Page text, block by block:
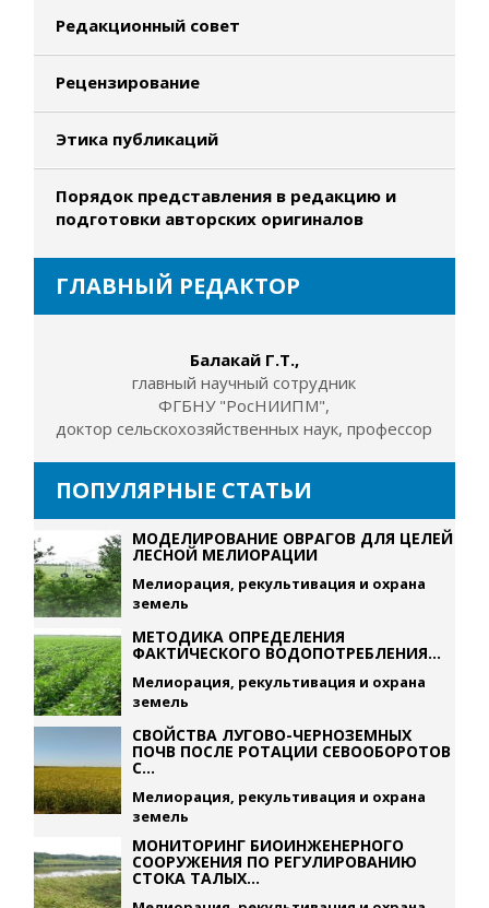
Редакционный совет
Рецензирование
Этика публикаций
Порядок представления в редакцию и
подготовки авторских оригиналов
ГЛАВНЫЙ РЕДАКТОР
Балакай Г.Т.,
главный научный сотрудник
ФГБНУ "РосНИИПМ",
доктор сельскохозяйственных наук, профессор
ПОПУЛЯРНЫЕ СТАТЬИ
МОДЕЛИРОВАНИЕ ОВРАГОВ ДЛЯ ЦЕЛЕЙ
ЛЕСНОЙ МЕЛИОРАЦИИ
Мелиорация, рекультивация и охрана
земель
МЕТОДИКА ОПРЕДЕЛЕНИЯ
ФАКТИЧЕСКОГО ВОДОПОТРЕБЛЕНИЯ...
Мелиорация, рекультивация и охрана
земель
СВОЙСТВА ЛУГОВО-ЧЕРНОЗЕМНЫХ
ПОЧВ ПОСЛЕ РОТАЦИИ СЕВООБОРОТОВ
С...
Мелиорация, рекультивация и охрана
земель
МОНИТОРИНГ БИОИНЖЕНЕРНОГО
СООРУЖЕНИЯ ПО РЕГУЛИРОВАНИЮ
СТОКА ТАЛЫХ...